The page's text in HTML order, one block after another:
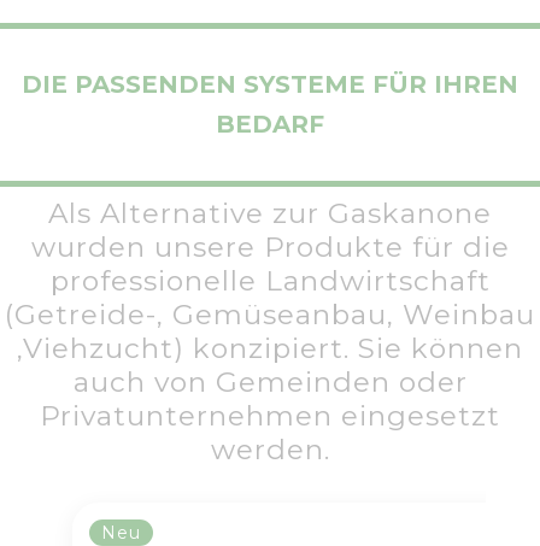
DIE PASSENDEN SYSTEME FÜR IHREN
BEDARF
Als Alternative zur Gaskanone
wurden unsere Produkte für die
professionelle Landwirtschaft
(Getreide-, Gemüseanbau, Weinbau
,Viehzucht) konzipiert. Sie können
auch von Gemeinden oder
Privatunternehmen eingesetzt
werden.
Neu